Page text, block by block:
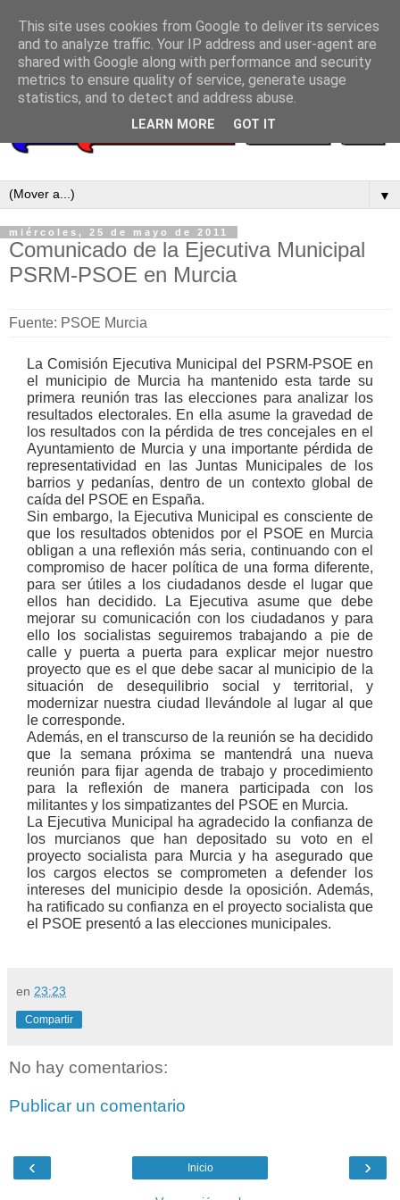
▼
miércoles, 25 de mayo de 2011
Comunicado de la Ejecutiva Municipal
PSRM-PSOE en Murcia
Fuente: PSOE Murcia
La Comisión Ejecutiva Municipal del PSRM-PSOE en
el municipio de Murcia ha mantenido esta tarde su
primera reunión tras las elecciones para analizar los
resultados electorales. En ella asume la gravedad de
los resultados con la pérdida de tres concejales en el
Ayuntamiento de Murcia y una importante pérdida de
representatividad en las Juntas Municipales de los
barrios y pedanías, dentro de un contexto global de
caída del PSOE en España.
Sin embargo, la Ejecutiva Municipal es consciente de
que los resultados obtenidos por el PSOE en Murcia
obligan a una reflexión más seria, continuando con el
compromiso de hacer política de una forma diferente,
para ser útiles a los ciudadanos desde el lugar que
ellos han decidido. La Ejecutiva asume que debe
mejorar su comunicación con los ciudadanos y para
ello los socialistas seguiremos trabajando a pie de
calle y puerta a puerta para explicar mejor nuestro
proyecto que es el que debe sacar al municipio de la
situación de desequilibrio social y territorial, y
modernizar nuestra ciudad llevándole al lugar al que
le corresponde.
Además, en el transcurso de la reunión se ha decidido
que la semana próxima se mantendrá una nueva
reunión para fijar agenda de trabajo y procedimiento
para la reflexión de manera participada con los
militantes y los simpatizantes del PSOE en Murcia.
La Ejecutiva Municipal ha agradecido la confianza de
los murcianos que han depositado su voto en el
proyecto socialista para Murcia y ha asegurado que
los cargos electos se comprometen a defender los
intereses del municipio desde la oposición. Además,
ha ratificado su confianza en el proyecto socialista que
el PSOE presentó a las elecciones municipales.
en 23:23
Compartir
No hay comentarios:
Publicar un comentario
‹ ›
Inicio
This site uses cookies from Google to deliver its services
and to analyze traffic. Your IP address and user-agent are
shared with Google along with performance and security
metrics to ensure quality of service, generate usage
statistics, and to detect and address abuse.
LEARN MORE GOT IT